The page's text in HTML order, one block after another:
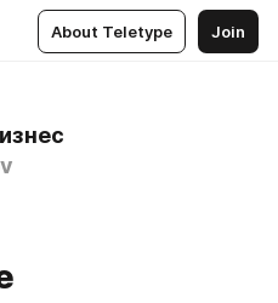
About Teletype Join